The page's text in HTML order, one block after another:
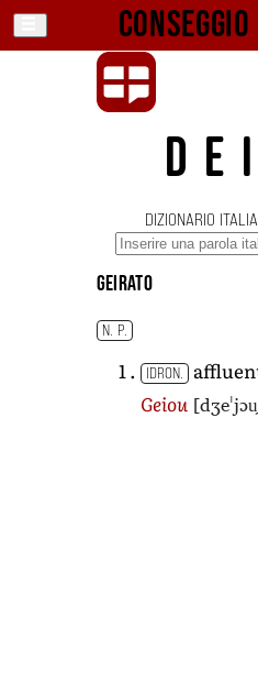
DIZIONARIO
Geirato
N. P.
IDRON.
Geiou